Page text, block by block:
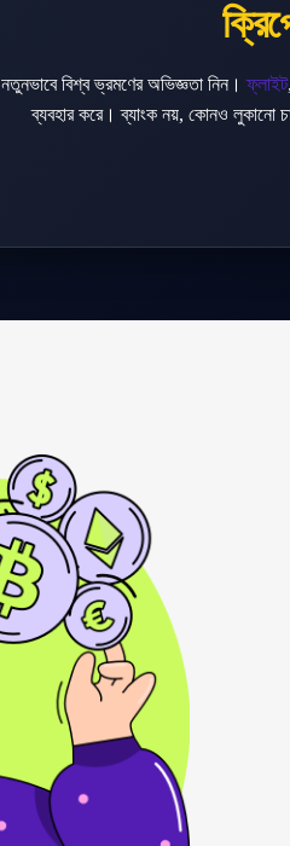
নতুনভাবে বিশ্ব ভ্রমণের অভিজ্ঞতা নিন।ফ্লাইট
ব্যবহার করে। ব্যাংক নয়, কোনও লুকানো